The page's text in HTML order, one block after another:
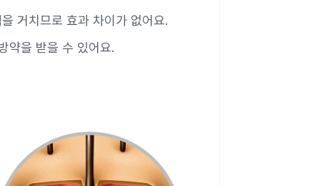
거치므로 효과 차이가 없어요.
약을 받을 수 있어요.